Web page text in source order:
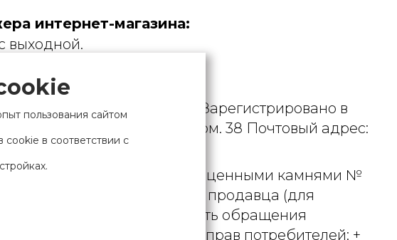
интернет-магазина:
выходной.
«Торгиндустрия».
УНП 190729471. Зарегистрировано в
ул. Фабрициуса, д. 9А, пом. 38 Почтовый адрес:
металлами и драгоценными камнями №
контактного телефона продавца (для
продавцом рассматривать обращения
о защите прав потребителей: +
пользования сайтом
в соответствии с